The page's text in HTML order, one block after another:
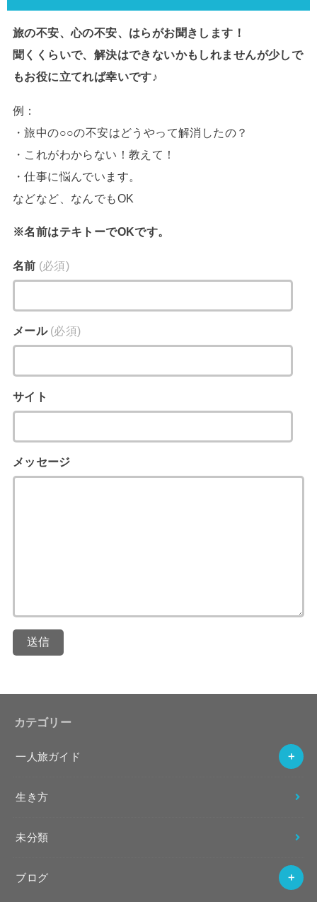
旅の不安、心の不安、はらがお聞きします！
聞くくらいで、解決はできないかもしれませんが少しで
もお役に立てれば幸いです♪
例：
・旅中の○○の不安はどうやって解消したの？
・これがわからない！教えて！
・仕事に悩んでいます。
などなど、なんでもOK
※名前はテキトーでOKです。
名前 (必須)
メール (必須)
サイト
メッセージ
送信
カテゴリー
一人旅ガイド
生き方
未分類
ブログ